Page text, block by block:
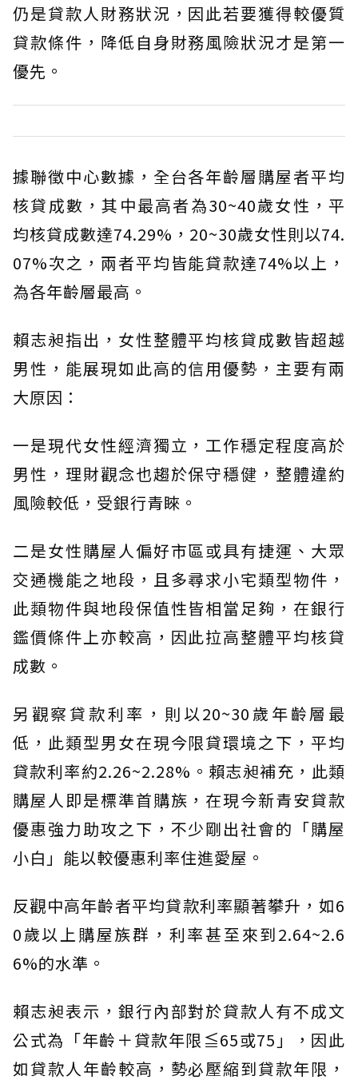
仍是貸款人財務狀況，因此若要獲得較優質
貸款條件，降低自身財務風險狀況才是第一
優先。
據聯徵中心數據，全台各年齡層購屋者平均
核貸成數，其中最高者為30~40歲女性，平
均核貸成數達74.29%，20~30歲女性則以74.
07%次之，兩者平均皆能貸款達74%以上，
為各年齡層最高。
賴志昶指出，女性整體平均核貸成數皆超越
男性，能展現如此高的信用優勢，主要有兩
大原因：
一是現代女性經濟獨立，工作穩定程度高於
男性，理財觀念也趨於保守穩健，整體違約
風險較低，受銀行青睞。
二是女性購屋人偏好市區或具有捷運、大眾
交通機能之地段，且多尋求小宅類型物件，
此類物件與地段保值性皆相當足夠，在銀行
鑑價條件上亦較高，因此拉高整體平均核貸
成數。
另觀察貸款利率，則以20~30歲年齡層最
低，此類型男女在現今限貸環境之下，平均
貸款利率約2.26~2.28%。賴志昶補充，此類
購屋人即是標準首購族，在現今新青安貸款
優惠強力助攻之下，不少剛出社會的「購屋
小白」能以較優惠利率住進愛屋。
反觀中高年齡者平均貸款利率顯著攀升，如6
0歲以上購屋族群，利率甚至來到2.64~2.6
6%的水準。
賴志昶表示，銀行內部對於貸款人有不成文
公式為「年齡＋貸款年限≦65或75」，因此
如貸款人年齡較高，勢必壓縮到貸款年限，